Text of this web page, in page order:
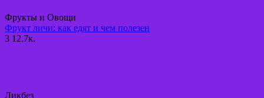
Фрукты и Овощи
Фрукт личи: как едят и чем полезен
3 12.7к.
Ликбез